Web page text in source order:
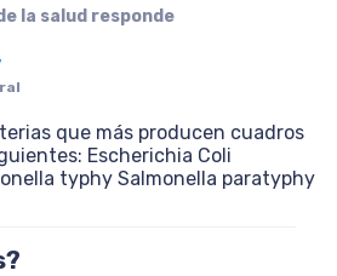
la salud responde
que más producen cuadros
Escherichia Coli
typhy Salmonella paratyphy